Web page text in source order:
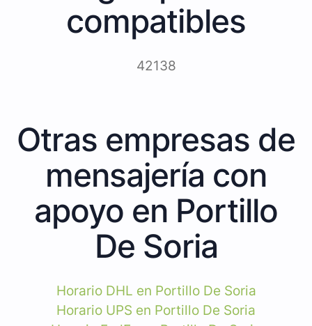
compatibles
42138
Otras empresas de
mensajería con
apoyo en Portillo
De Soria
Horario DHL en Portillo De Soria
Horario UPS en Portillo De Soria